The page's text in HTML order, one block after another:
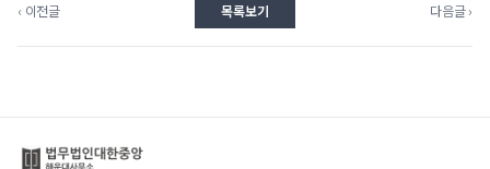
‹ 이전글 목록보기 다음글 ›